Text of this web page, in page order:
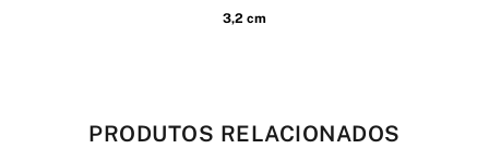
3,2 cm
PRODUTOS RELACIONADOS